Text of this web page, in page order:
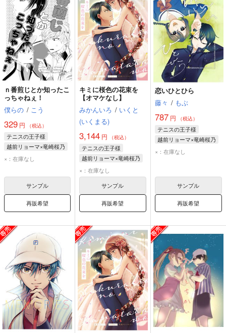
ｎ番煎じとか知ったこ
っちゃねぇ！
僕らの / こう
329 円 （税込）
テニスの王子様
越前リョーマ×竜崎桜乃
越前リョーマ
×：在庫なし
サンプル
再販希望
キミに桜色の花束を
【オマケなし】
みかんいろ / いくと
(いくまる)
3,144 円 （税込）
テニスの王子様
越前リョーマ×竜崎桜乃
越前リョーマ
竜崎桜乃
×：在庫なし
サンプル
再販希望
恋いひとひら
藤々 / もぶ
787円 （税込）
テニスの王子様
越前リョーマ×竜崎桜乃
竜崎桜乃
×：在庫なし
サンプル
再販希望